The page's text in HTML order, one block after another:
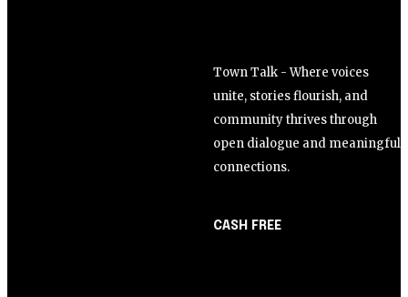
Town Talk - Where voices
unite, stories flourish, and
community thrives through
open dialogue and meaningful
connections.
CASH FREE